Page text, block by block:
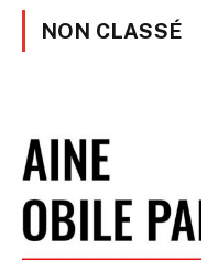
NON CLASSÉ